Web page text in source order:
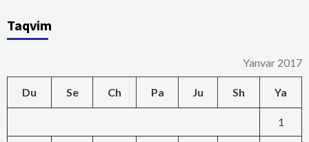
Taqvim
Yanvar 2017
Du Se Ch Pa Ju Sh Ya
1